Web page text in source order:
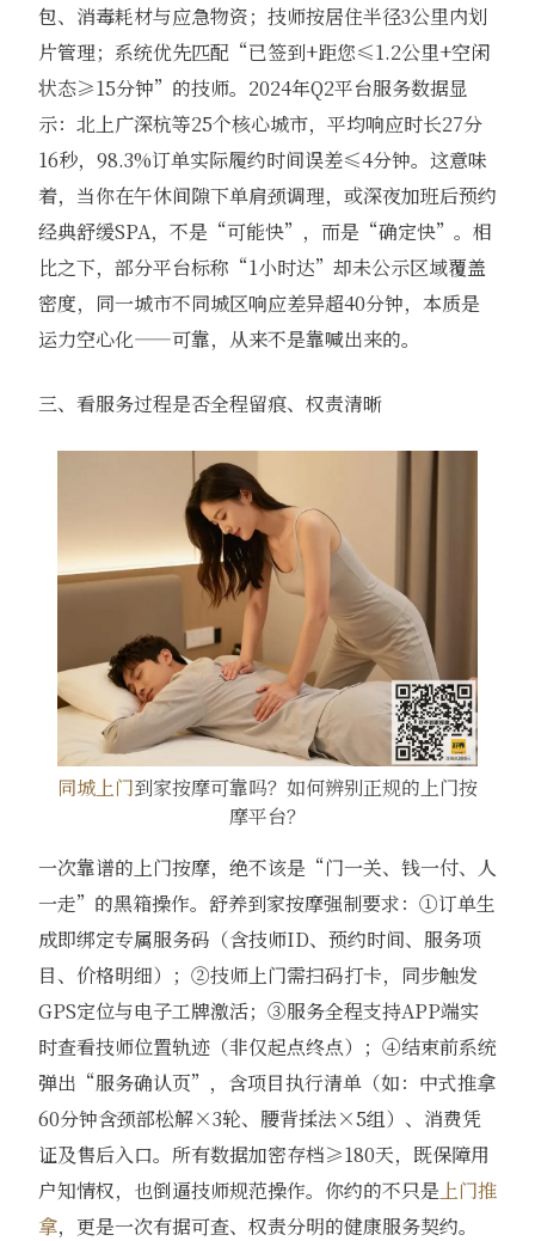
包、消毒耗材与应急物资；技师按居住半径3公里内划
片管理；系统优先匹配“已签到+距您≤1.2公里+空闲
状态≥15分钟”的技师。2024年Q2平台服务数据显
示：北上广深杭等25个核心城市，平均响应时长27分
16秒，98.3%订单实际履约时间误差≤4分钟。这意味
着，当你在午休间隙下单肩颈调理，或深夜加班后预约
经典舒缓SPA，不是“可能快”，而是“确定快”。相
比之下，部分平台标称“1小时达”却未公示区域覆盖
密度，同一城市不同城区响应差异超40分钟，本质是
运力空心化——可靠，从来不是靠喊出来的。
三、看服务过程是否全程留痕、权责清晰
同城上门到家按摩可靠吗？如何辨别正规的上门按
摩平台？
一次靠谱的上门按摩，绝不该是“门一关、钱一付、人
一走”的黑箱操作。舒养到家按摩强制要求：①订单生
成即绑定专属服务码（含技师ID、预约时间、服务项
目、价格明细）；②技师上门需扫码打卡，同步触发
GPS定位与电子工牌激活；③服务全程支持APP端实
时查看技师位置轨迹（非仅起点终点）；④结束前系统
弹出“服务确认页”，含项目执行清单（如：中式推拿
60分钟含颈部松解×3轮、腰背揉法×5组）、消费凭
证及售后入口。所有数据加密存档≥180天，既保障用
户知情权，也倒逼技师规范操作。你约的不只是 上门推
拿，更是一次有据可查、权责分明的健康服务契约。